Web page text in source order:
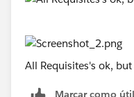
All Requisites's ok,
Marcar como útil